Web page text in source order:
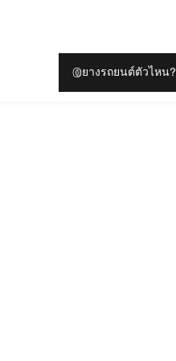
ยางรถยนต์ตัวไหน?